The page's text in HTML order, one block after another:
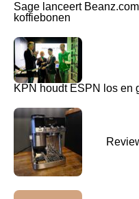
Sage lanceert
koffiebonen
KPN houdt ESPN los en